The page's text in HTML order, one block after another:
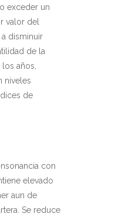
exceder un
valor del
disminuir
de la
años,
niveles
de
con
elevado
aun de
Se reduce